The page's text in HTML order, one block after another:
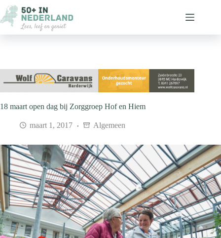
naar
de
inhoud
18 maart open dag bij Zorggroep Hof en Hiem
maart 1, 2017 Algemeen